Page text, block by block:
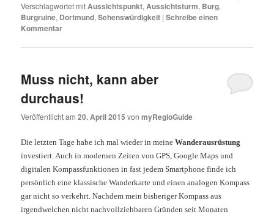
Verschlagwortet mitAussichtspunkt,Aussichtsturm, Burg,
Burgruine, Dortmund,Sehenswürdigkeit |Schreibe einen
Kommentar
Muss nicht, kann aber
durchaus!
Veröffentlicht am20. April 2015 vonmyRegioGuide
Die letzten Tage habe ich mal wieder in meineWanderausrüstung
investiert. Auch in modernen Zeiten von GPS, Google Maps und
digitalen Kompassfunktionen in fast jedem Smartphone finde ich
persönlich eine klassische Wanderkarte und einen analogen Kompass
gar nicht so verkehrt. Nachdem mein bisheriger Kompass aus
irgendwelchen nicht nachvollziehbaren Gründen seit Monaten